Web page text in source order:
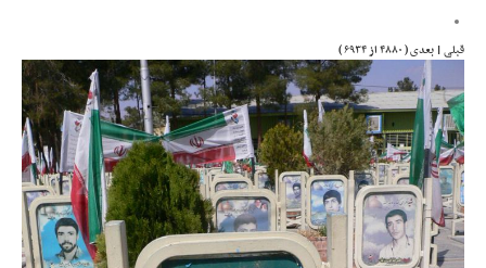
قبلی| بعدی( ۴۸۸۰ از ۶۹۳۴ )